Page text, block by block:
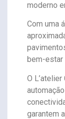
moderno
Com uma
bem-estar
O
garantem